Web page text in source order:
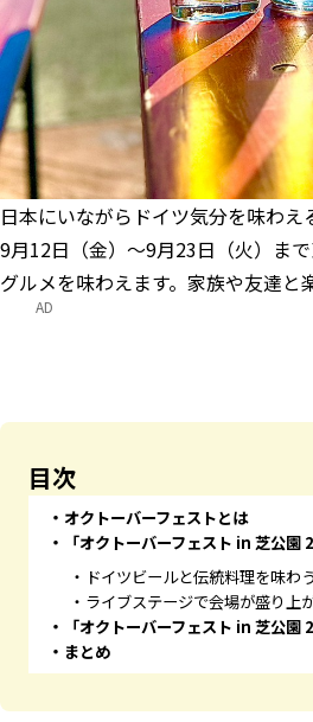
日本にいながらドイツ気分を味わ
9月12日（金）～9月23日（火）ま
グルメを味わえます。家族や友達と
AD
目次
オクトーバーフェストとは
「オクトーバーフェスト in 芝公
ドイツビールと伝統料理を味わう
ライブステージで会場が盛り上
「オクトーバーフェスト in 芝公
まとめ